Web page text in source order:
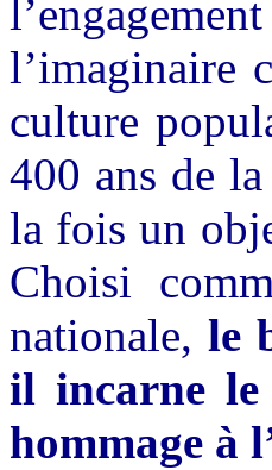
l’imaginaire
culture
400 ans de
la fois un
Choisi
nationale, le
il incarne
hommage à